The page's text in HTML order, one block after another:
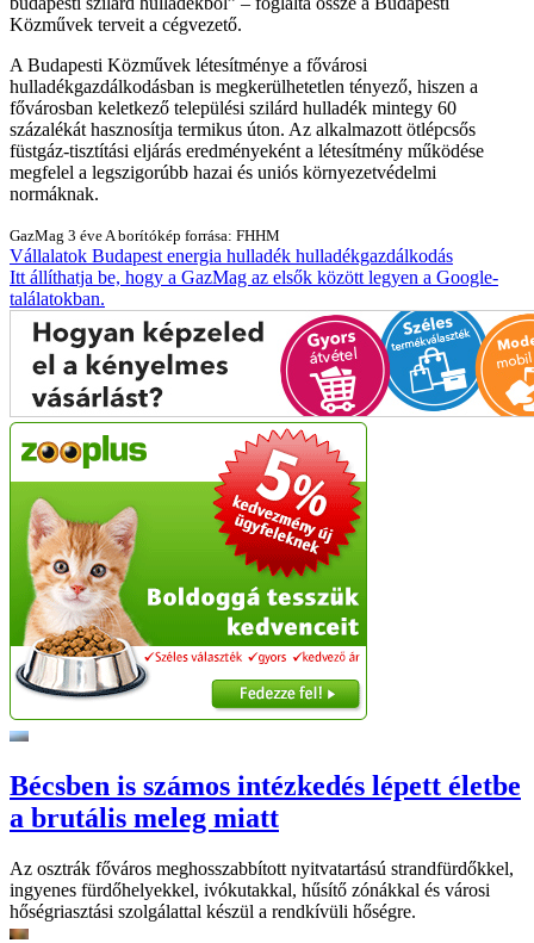
Közművek terveit a cégvezető.
A Budapesti Közművek létesítménye a fővárosi
hulladékgazdálkodásban is megkerülhetetlen tényező, hiszen a
fővárosban keletkező települési szilárd hulladék mintegy 60
százalékát hasznosítja termikus úton. Az alkalmazott ötlépcsős
füstgáz-tisztítási eljárás eredményeként a létesítmény működése
megfelel a legszigorúbb hazai és uniós környezetvédelmi
normáknak.
GazMag 3 éve A borítókép forrása: FHHM
Vállalatok Budapest energia hulladék hulladékgazdálkodás
Itt állíthatja be, hogy a GazMag az elsők között legyen a Google-
találatokban.
Bécsben is számos intézkedés lépett életbe
a brutális meleg miatt
Az osztrák főváros meghosszabbított nyitvatartású strandfürdőkkel,
ingyenes fürdőhelyekkel, ivókutakkal, hűsítő zónákkal és városi
hőségriasztási szolgálattal készül a rendkívüli hőségre.